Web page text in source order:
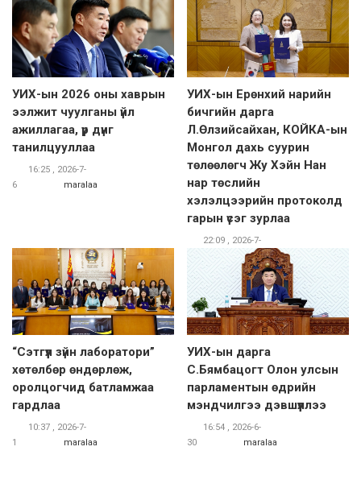
УИХ-ын 2026 оны хаврын
ээлжит чуулганы үйл
ажиллагаа, үр дүнг
танилцууллаа
16:25 , 2026-7-
6
maralaa
УИХ-ын Ерөнхий нарийн
бичгийн дарга
Л.Өлзийсайхан, КОЙКА-ын
Монгол дахь суурин
төлөөлөгч Жу Хэйн Нан
нар төслийн
хэлэлцээрийн протоколд
гарын үсэг зурлаа
22:09 , 2026-7-
1
maralaa
“Сэтгүүл зүйн лаборатори”
хөтөлбөр өндөрлөж,
оролцогчид батламжаа
гардлаа
10:37 , 2026-7-
1
maralaa
УИХ-ын дарга
С.Бямбацогт Олон улсын
парламентын өдрийн
мэндчилгээ дэвшүүллээ
16:54 , 2026-6-
30
maralaa